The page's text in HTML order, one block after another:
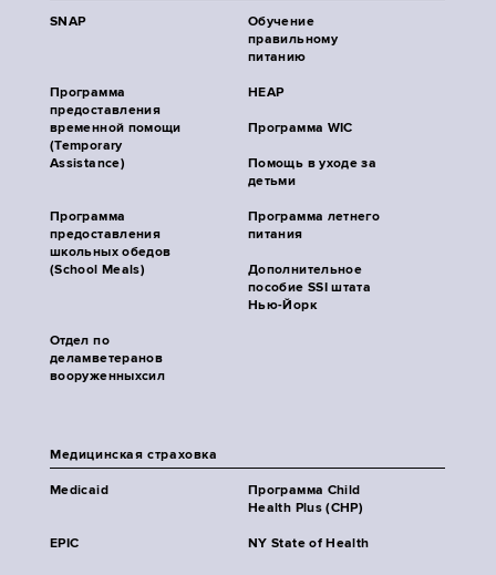
SNAP
Обучение
правильному
питанию
Программа
предоставления
временной помощи
(Temporary
Assistance)
HEAP
Программа WIC
Помощь в уходе за
детьми
Программа
предоставления
школьных обедов
(School Meals)
Программа летнего
питания
Дополнительное
пособие SSI штата
Нью-Йорк
Отдел по
деламветеранов
вооруженныхсил
Медицинская страховка
Medicaid
Программа Child
Health Plus (CHP)
EPIC NY State of Health